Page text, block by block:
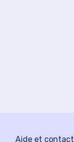
Aide et contact